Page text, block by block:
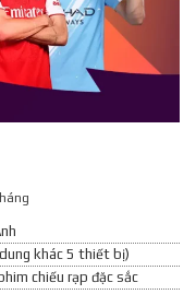
khác 5 thiết bị)
chiếu rạp đặc sắc